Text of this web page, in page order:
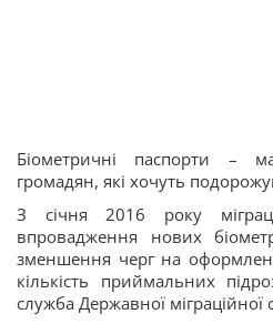
Біометричні паспорти –
громадян, які хочуть
З січня 2016 року
впровадження нових
зменшення черг на
кількість приймальних
служба Державної міграційної